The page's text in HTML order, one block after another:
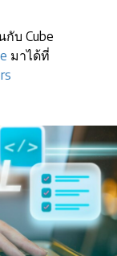
บ Cube
มาได้ที่